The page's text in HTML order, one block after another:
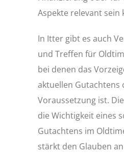
Aspekte relevant sein
In Itter gibt es auch
und Treffen für
bei denen das
aktuellen Gutachtens
Voraussetzung ist.
die Wichtigkeit eines
Gutachtens im
stärkt den Glauben